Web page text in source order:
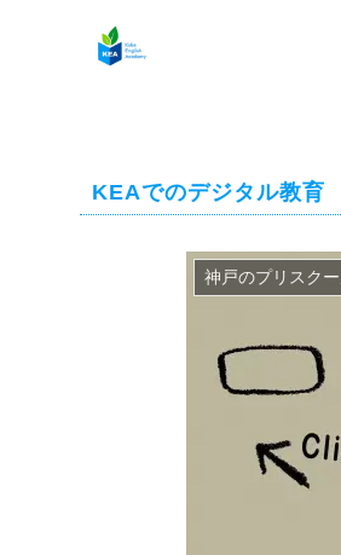
KEAでのデジタル教育
神戸のプリスク